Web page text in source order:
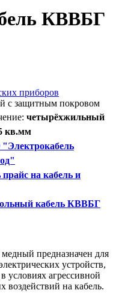
КВВБГ
приборов
с защитным покровом
четырёхжильный
кв.мм
на кабель и
кабель КВВБГ
предназначен для
устройств,
условиях агрессивной
воздействий на кабель.